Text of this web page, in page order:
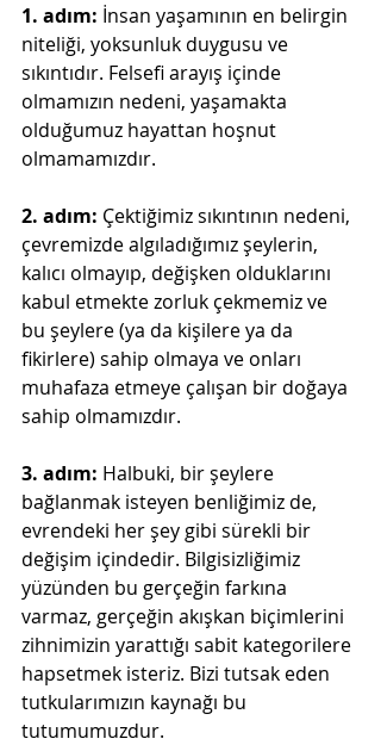
1. adım: İnsan yaşamının en belirgin
niteliği, yoksunluk duygusu ve
sıkıntıdır. Felsefi arayış içinde
olmamızın nedeni, yaşamakta
olduğumuz hayattan hoşnut
olmamamızdır.
2. adım: Çektiğimiz sıkıntının nedeni,
çevremizde algıladığımız şeylerin,
kalıcı olmayıp, değişken olduklarını
kabul etmekte zorluk çekmemiz ve
bu şeylere (ya da kişilere ya da
fikirlere) sahip olmaya ve onları
muhafaza etmeye çalışan bir doğaya
sahip olmamızdır.
3. adım: Halbuki, bir şeylere
bağlanmak isteyen benliğimiz de,
evrendeki her şey gibi sürekli bir
değişim içindedir. Bilgisizliğimiz
yüzünden bu gerçeğin farkına
varmaz, gerçeğin akışkan biçimlerini
zihnimizin yarattığı sabit kategorilere
hapsetmek isteriz. Bizi tutsak eden
tutkularımızın kaynağı bu
tutumumuzdur.